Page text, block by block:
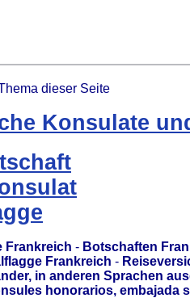
dieser Seite
Konsulate
Frankreich - Botschaften
Frankreich -
in anderen Sprachen
honorarios, embajada